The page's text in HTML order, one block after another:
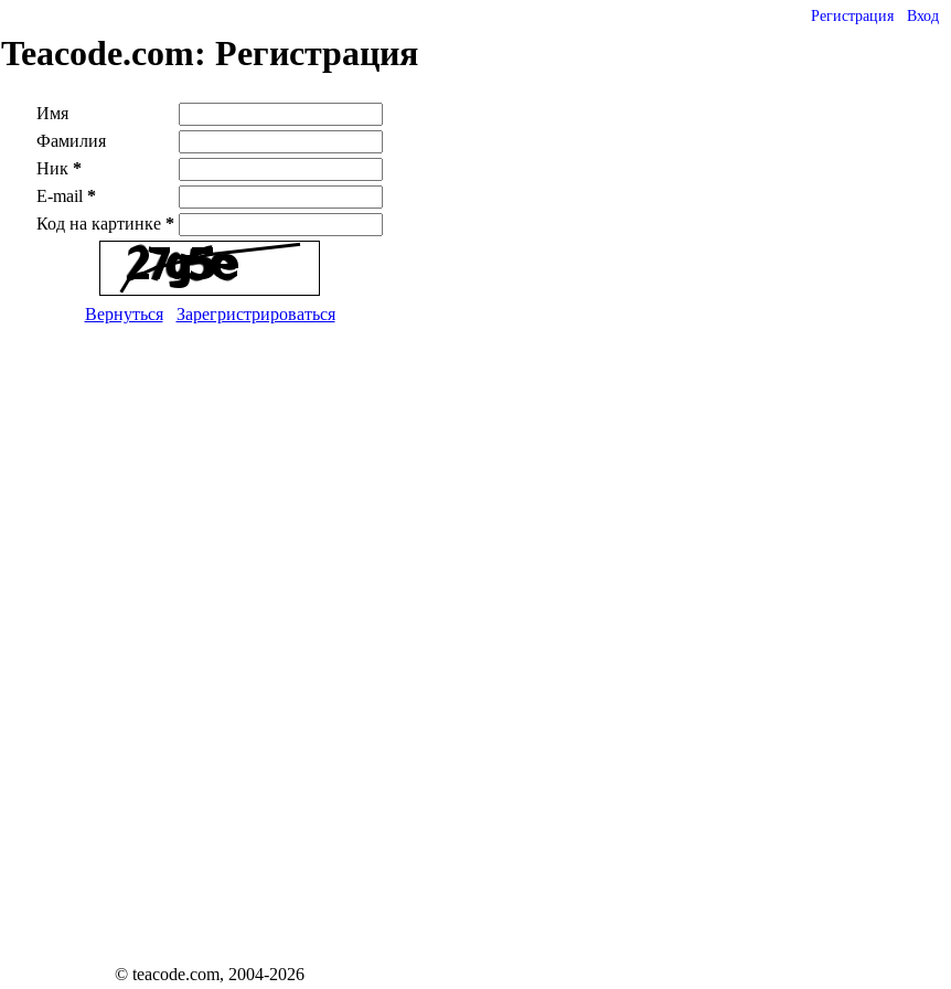
Регистрация Вход
Teacode.com: Регистрация
Имя
Фамилия
Ник *
E-mail *
Код на картинке *
Вернуться Зарегристрироваться
© teacode.com, 2004-2026